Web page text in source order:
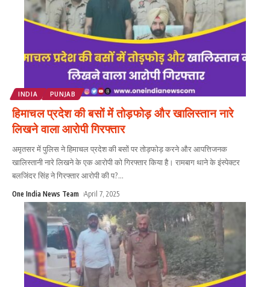
INDIA PUNJAB
हिमाचल प्रदेश की बसों में तोड़फोड़ और खालिस्तान नारे
लिखने वाला आरोपी गिरफ्तार
अमृतसर में पुलिस ने हिमाचल प्रदेश की बसों पर तोड़फोड़ करने और आपत्तिजनक
खालिस्तानी नारे लिखने के एक आरोपी को गिरफ्तार किया है। रामबाग थाने के इंस्पेक्टर
बलजिंदर सिंह ने गिरफ्तार आरोपी की प?...
One India News Team April 7, 2025